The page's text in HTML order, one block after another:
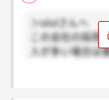
＞uiuiさんへ
この会社の採
人が多い場合は
もう10月の半